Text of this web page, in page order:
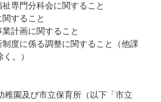
専門分科会に関すること
すること
計画に関すること
度に係る調整に関すること（他課
。）
稚園及び市立保育所（以下「市立